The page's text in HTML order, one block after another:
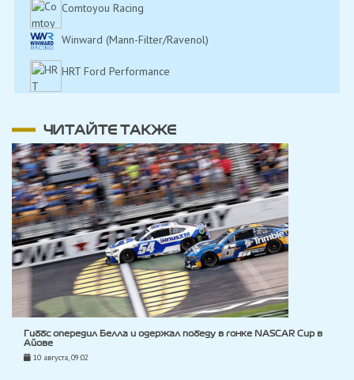
Comtoyou Racing
Winward (Mann-Filter/Ravenol)
HRT Ford Performance
ЧИТАЙТЕ ТАКЖЕ
Гиббс опередил Белла и одержал победу в гонке NASCAR Cup в
Айове
10 августа, 09:02